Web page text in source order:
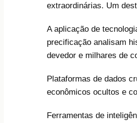
extraordinárias. Um
A aplicação de
precificação analisam
devedor e milhares de
Plataformas de dados
econômicos ocultos e
Ferramentas de